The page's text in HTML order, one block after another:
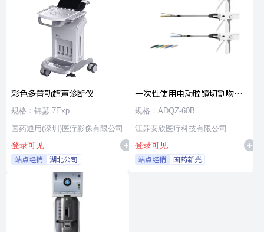
彩色多普勒超声诊断仪
规格：锦瑟 7Exp
国药通用(深圳)医疗影像有限公司
登录可见
站点经销 湖北公司
一次性使用电动腔镜切割吻合
器及组件
规格：ADQZ-60B
江苏安欣医疗科技有限公司
登录可见
站点经销 国药新光